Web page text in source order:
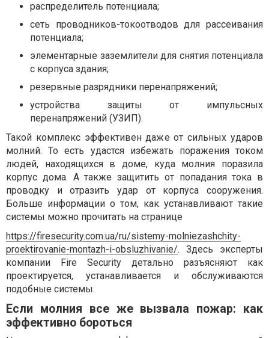
распределитель потенциала;
сеть проводников-токоотводов для рассеивания
потенциала;
элементарные заземлители для снятия потенциала
с корпуса здания;
резервные разрядники перенапряжений;
устройства защиты от импульсных
перенапряжений (УЗИП).
Такой комплекс эффективен даже от сильных ударов
молний. То есть удастся избежать поражения током
людей, находящихся в доме, куда молния поразила
корпус дома. А также защитить от попадания тока в
проводку и отразить удар от корпуса сооружения.
Больше информации о том, как устанавливают такие
системы можно прочитать на странице
https://firesecurity.com.ua/ru/sistemy-molniezashchity-
proektirovanie-montazh-i-obsluzhivanie/. Здесь эксперты
компании Fire Security детально разъясняют как
проектируется, устанавливается и обслуживаются
подобные системы.
Если молния все же вызвала пожар: как
эффективно бороться